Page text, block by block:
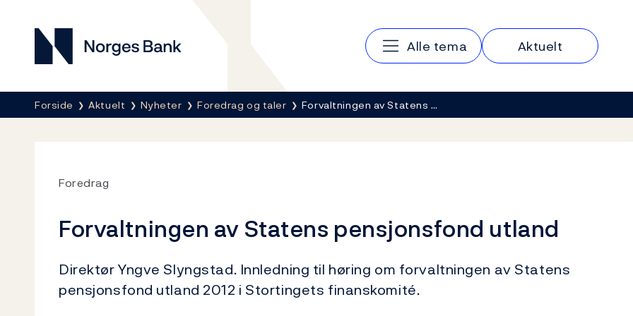
Norges Bank
Hovedmeny
Alle tema Aktuelt
Her er du nå:
Forside Aktuelt Nyheter Foredrag og taler Forvaltningen av Statens …
Foredrag
Forvaltningen av Statens pensjonsfond utland
Direktør Yngve Slyngstad. Innledning til høring om forvaltningen av Statens
pensjonsfond utland 2012 i Stortingets finanskomité.